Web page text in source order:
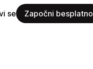
se Započni besplatno